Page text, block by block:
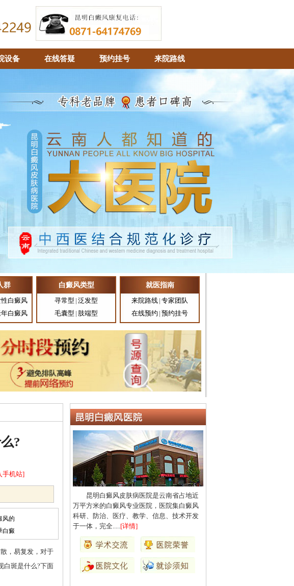
设备 在线答疑 预约挂号 来院路线
群
白癜风
白癜风
白癜风类型
寻常型 | 泛发型
毛囊型 | 肢端型
就医指南
来院路线 | 专家团队
在线预约 | 预约挂号
?
手机站]
风的
白癜
，易复发，对于
白斑是什么?下面
昆明白癜风皮肤病医院是云南省占地近
万平方米的白癜风专业医院，医院集白癜风
科研、防治、医疗、教学、信息、技术开发
于一体，完全.....[详情]